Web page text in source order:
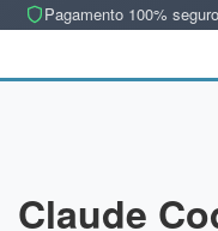
Pagamento 100% seguro
Claude